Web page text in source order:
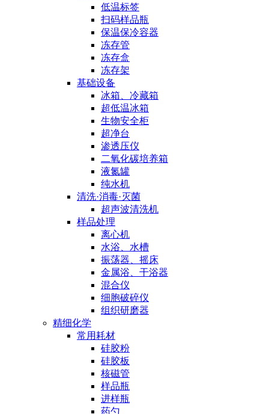
低温标签
扫码样品瓶
保温保冷容器
冻存管
冻存盒
冻存架
基础设备
冰箱、冷藏箱
超低温冰箱
生物安全柜
超净台
渗透压仪
二氧化碳培养箱
液氮罐
纯水机
清洗·消毒·灭菌
超声波清洗机
样品处理
离心机
水浴、水槽
振荡器、摇床
金属浴、干浴器
混合仪
细胞破碎仪
组织研磨器
精细化学
常用耗材
硅胶粉
硅胶板
核磁管
样品瓶
进样瓶
药勺